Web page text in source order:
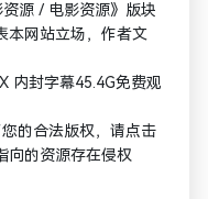
源 / 电影资源》版块
本网站立场，作者文
内封字幕45.4G免费观
的合法版权，请点击
向的资源存在侵权